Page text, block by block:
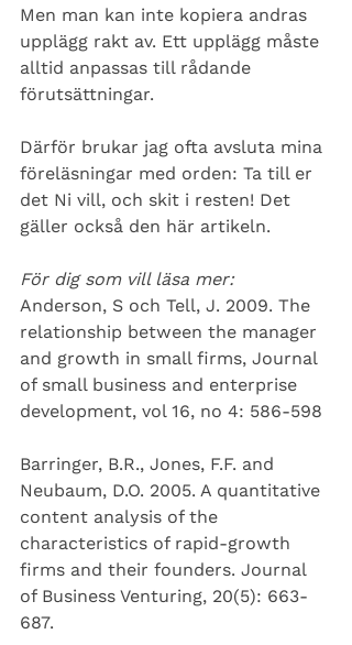
Men man kan inte kopiera andras
upplägg rakt av. Ett upplägg måste
alltid anpassas till rådande
förutsättningar.
Därför brukar jag ofta avsluta mina
föreläsningar med orden: Ta till er
det Ni vill, och skit i resten! Det
gäller också den här artikeln.
För dig som vill läsa mer:
Anderson, S och Tell, J. 2009. The
relationship between the manager
and growth in small firms, Journal
of small business and enterprise
development, vol 16, no 4: 586-598
Barringer, B.R., Jones, F.F. and
Neubaum, D.O. 2005. A quantitative
content analysis of the
characteristics of rapid-growth
firms and their founders. Journal
of Business Venturing, 20(5): 663-
687.